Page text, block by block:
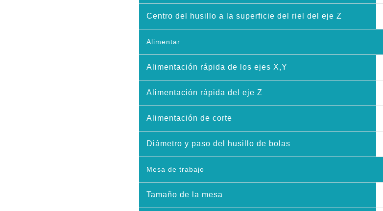
Centro del husillo a la superficie del riel del eje Z
Alimentar
Alimentación rápida de los ejes X,Y
Alimentación rápida del eje Z
Alimentación de corte
Diámetro y paso del husillo de bolas
Mesa de trabajo
Tamaño de la mesa